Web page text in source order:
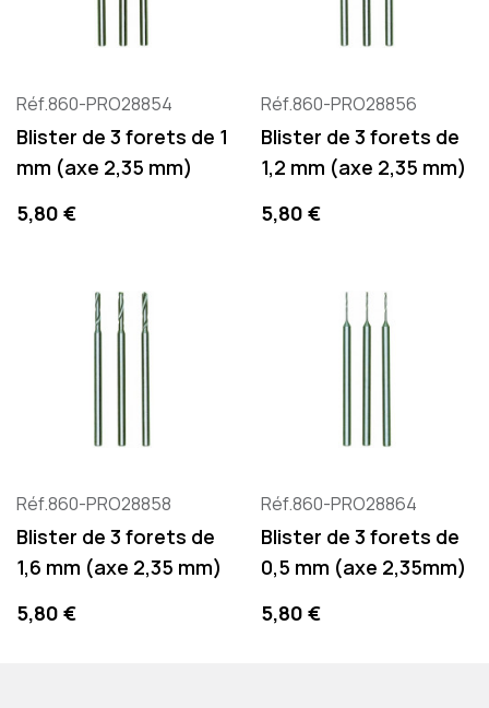
Réf.860-PRO28854
Blister de 3 forets de 1
mm (axe 2,35 mm)
Precio
5,80 €
Réf.860-PRO28856
Blister de 3 forets de
1,2 mm (axe 2,35 mm)
Precio
5,80 €
Réf.860-PRO28858
Blister de 3 forets de
1,6 mm (axe 2,35 mm)
Precio
5,80 €
Réf.860-PRO28864
Blister de 3 forets de
0,5 mm (axe 2,35mm)
Precio
5,80 €